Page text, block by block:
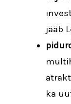
jääb
ka